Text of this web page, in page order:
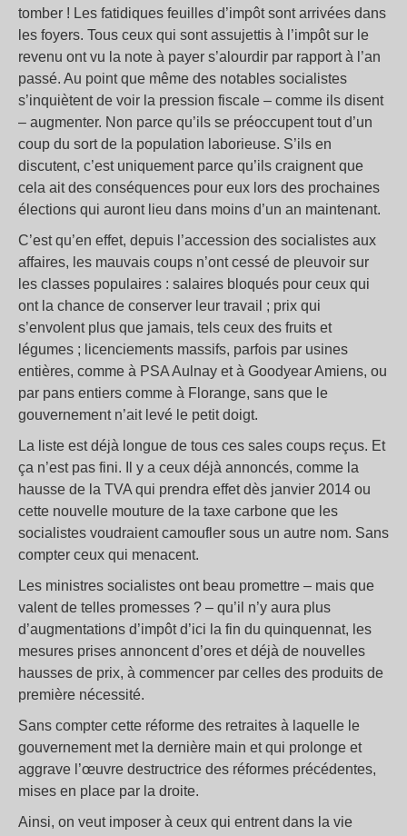
tomber ! Les fatidiques feuilles d’impôt sont arrivées dans
les foyers. Tous ceux qui sont assujettis à l’impôt sur le
revenu ont vu la note à payer s’alourdir par rapport à l’an
passé. Au point que même des notables socialistes
s’inquiètent de voir la pression fiscale – comme ils disent
– augmenter. Non parce qu’ils se préoccupent tout d’un
coup du sort de la population laborieuse. S’ils en
discutent, c’est uniquement parce qu’ils craignent que
cela ait des conséquences pour eux lors des prochaines
élections qui auront lieu dans moins d’un an maintenant.
C’est qu’en effet, depuis l’accession des socialistes aux
affaires, les mauvais coups n’ont cessé de pleuvoir sur
les classes populaires : salaires bloqués pour ceux qui
ont la chance de conserver leur travail ; prix qui
s’envolent plus que jamais, tels ceux des fruits et
légumes ; licenciements massifs, parfois par usines
entières, comme à PSA Aulnay et à Goodyear Amiens, ou
par pans entiers comme à Florange, sans que le
gouvernement n’ait levé le petit doigt.
La liste est déjà longue de tous ces sales coups reçus. Et
ça n’est pas fini. Il y a ceux déjà annoncés, comme la
hausse de la TVA qui prendra effet dès janvier 2014 ou
cette nouvelle mouture de la taxe carbone que les
socialistes voudraient camoufler sous un autre nom. Sans
compter ceux qui menacent.
Les ministres socialistes ont beau promettre – mais que
valent de telles promesses ? – qu’il n’y aura plus
d’augmentations d’impôt d’ici la fin du quinquennat, les
mesures prises annoncent d’ores et déjà de nouvelles
hausses de prix, à commencer par celles des produits de
première nécessité.
Sans compter cette réforme des retraites à laquelle le
gouvernement met la dernière main et qui prolonge et
aggrave l’œuvre destructrice des réformes précédentes,
mises en place par la droite.
Ainsi, on veut imposer à ceux qui entrent dans la vie